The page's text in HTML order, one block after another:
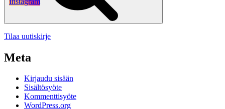
Tilaa uutiskirje
Meta
Kirjaudu sisään
Sisältösyöte
Kommenttisyöte
WordPress.org